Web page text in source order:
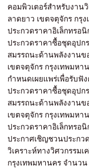
คอมพิวเตอร์สำหรับงาน
ลาดยาว เขตจตุจักร กรุ
ประกวดราคาอิเล็กทรอนิ
ประกวดราคาซื้อชุดอุปก
สมรรถนะด้านพลังงานข
เขตจตุจักร กรุงเทพมหา
กำหนดเผยแพร่เพื่อรับฟั
ประกวดราคาซื้อชุดอุปก
สมรรถนะด้านพลังงานข
เขตจตุจักร กรุงเทพมห
ประกวดราคาอิเล็กทรอนิ
ประกาศเชิญชวนประกว
วิเคราะห์ทางวิศวกรรม
กรุงเทพมหานคร จำนวน